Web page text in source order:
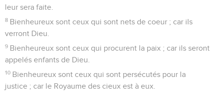
leur sera faite.
8 Bienheureux sont ceux qui sont nets de coeur ; car ils
verront Dieu.
9 Bienheureux sont ceux qui procurent la paix ; car ils seront
appelés enfants de Dieu.
10 Bienheureux sont ceux qui sont persécutés pour la
justice ; car le Royaume des cieux est à eux.